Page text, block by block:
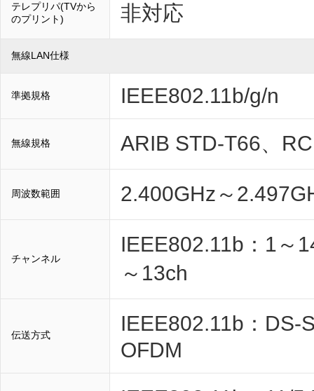
テレプリパ(TVから
のプリント)
非対応
無線LAN仕様
準拠規格 IEEE802.11b/g/n
無線規格 ARIB STD-T66、
周波数範囲 2.400GHz～
チャンネル
IEEE802.11b：1～
～13ch
伝送方式
IEEE802.11b：DS-
OFDM